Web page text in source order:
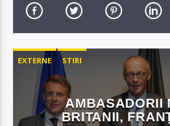
EXTERNE STIRI
AMBASADORII
BRITANII,